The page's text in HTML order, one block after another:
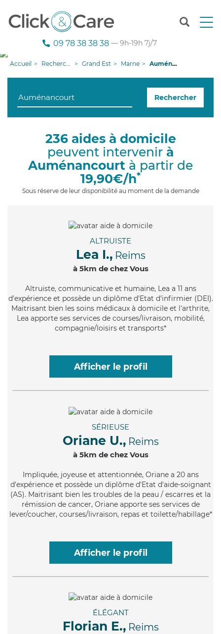
T
n
g
09 78 38 38 38 — 9h-19h 7j/7
Accueil Recherche aide à domicile Grand Est Marne Auménancourt
Rechercher
236 aides à domicile
peuvent intervenir à
Auménancourt à partir de
19,90€/h*
Sous réserve de leur disponibilité au moment de la demande
ALTRUISTE
Lea I., Reims
à 5km de chez Vous
Altruiste, communicative et humaine, Lea a 11 ans
d'expérience et possède un diplôme d'Etat d'infirmier (DEI).
Maitrisant bien les soins médicaux à domicile et l'arthrite,
Lea apporte ses services de courses/livraison, mobilité,
compagnie/loisirs et transports*
Afficher le profil
SÉRIEUSE
Oriane U., Reims
à 5km de chez Vous
Impliquée, joyeuse et attentionnée, Oriane a 20 ans
d'expérience et possède un diplôme d'Etat d'aide-soignant
(AS). Maitrisant bien les troubles de la peau / escarres et la
rémission de cancer, Oriane apporte ses services de
lever/coucher, courses/livraison, repas et toilette/habillage*
Afficher le profil
ÉLÉGANT
Florian E., Reims